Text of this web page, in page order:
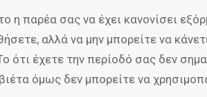
η παρέα σας να έχει κανονίσει
αλλά να μην μπορείτε να
ότι έχετε την περίοδό σας δεν
όμως δεν μπορείτε να